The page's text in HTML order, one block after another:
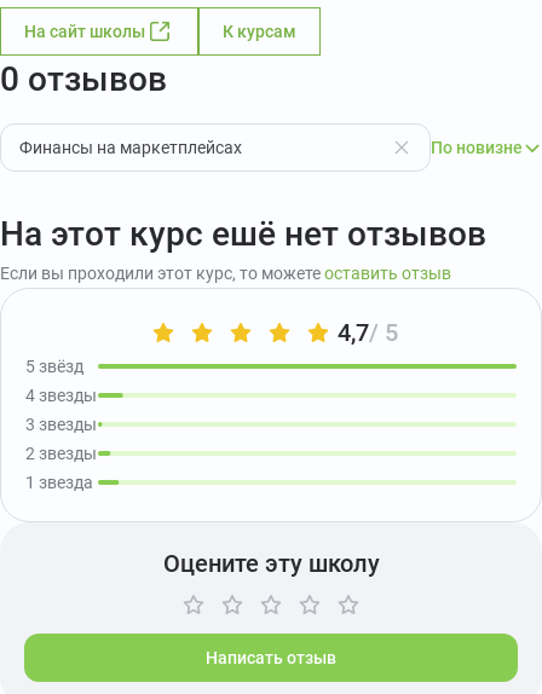
На сайт школы К курсам
0 отзывов
Финансы на маркетплейсах По новизне
На этот курс ешё нет отзывов
Если вы проходили этот курс, то можетеоставить отзыв
4,7/ 5
5 звёзд
4 звезды
3 звезды
2 звезды
1 звезда
Оцените эту школу
Написать отзыв